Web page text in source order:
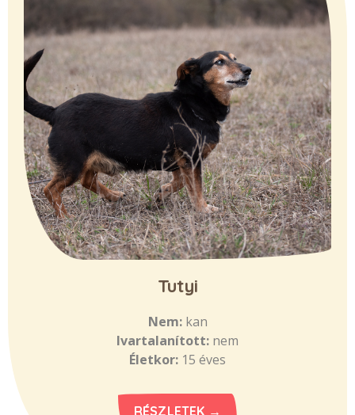
Tutyi
Nem:kan
Ivartalanított: nem
Életkor: 15 éves
RÉSZLETEK →